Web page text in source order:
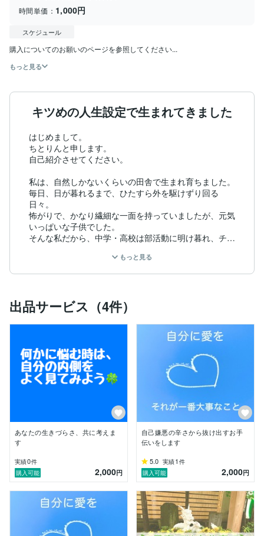
時間単価： 1,000円
スケジュール
購入についてのお願いのページを参照してください...
もっと見る
キツめの人生設定で生まれてきました
はじめまして。
ちとりんと申します。
自己紹介させてください。
私は、自然しかないくらいの田舎で生まれ育ちました。
毎日、日が暮れるまで、ひたすら外を駆けずり回る
日々。
怖がりで、かなり繊細な一面を持っていましたが、元気
いっぱいな子供でした。
そんな私だから、中学・高校は部活動に明け暮れ、チー
初めての仕事は広告代理店の営業。
自分を知るいいきっかけになりました。
結婚してからは主人の異動で、大都会へ引越。
慣れない土地で一人子育て。主人は仕事でほぼいない。
よくあるシチュエーションです。子供のかわいさだけが
支えでした。
私は、パートしながら娘ふたり育て上げ、
ふたりが、自分の面倒を自分で見ることができるように
なったころ、
そして現在に至ります。
楽なことはなかったし、辛いことの方が多かったけれ
ど、
今となっては貴重な日々。
そして判明した、自分はアダルトチルドレンだったとい
うこと。
心理学の学びで確信しました。
本当に生きづらい日々を生きていました。
自分はそれが普通だと思って生きていたけれど、もっと
自由に、もっと自分らしく生きていいんだと知ったんで
す。人生って楽しんでいいんですね。
もっと見る
出品サービス（4件）
あなたの生きづらさ、共に考えま
す
実績0件
購入可能
2,000円
自己嫌悪の辛さから抜け出すお手
伝いをします
5.0 実績1 件
購入可能
2,000円